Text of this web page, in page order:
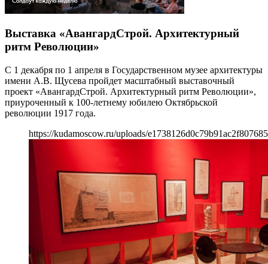
Выставка «АвангардСтрой. Архитектурный
ритм Революции»
С 1 декабря по 1 апреля в Государственном музее архитектуры
имени А.В. Щусева пройдет масштабный выставочный
проект «АвангардСтрой. Архитектурный ритм Революции»,
приуроченный к 100-летнему юбилею Октябрьской
революции 1917 года.
https://kudamoscow.ru/uploads/